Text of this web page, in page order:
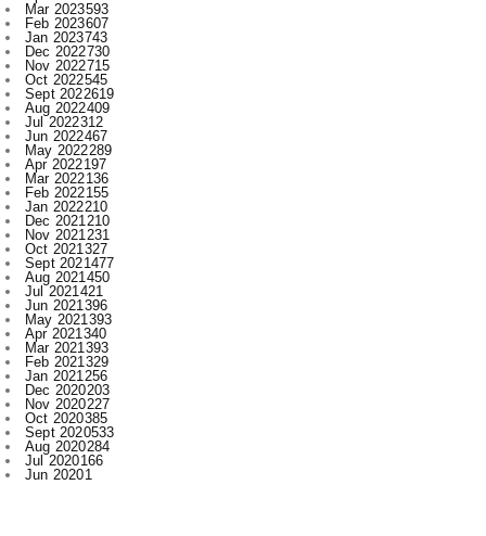
Mar 2023593
Feb 2023607
Jan 2023743
Dec 2022730
Nov 2022715
Oct 2022545
Sept 2022619
Aug 2022409
Jul 2022312
Jun 2022467
May 2022289
Apr 2022197
Mar 2022136
Feb 2022155
Jan 2022210
Dec 2021210
Nov 2021231
Oct 2021327
Sept 2021477
Aug 2021450
Jul 2021421
Jun 2021396
May 2021393
Apr 2021340
Mar 2021393
Feb 2021329
Jan 2021256
Dec 2020203
Nov 2020227
Oct 2020385
Sept 2020533
Aug 2020284
Jul 2020166
Jun 20201